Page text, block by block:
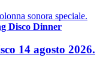
sonora speciale.
Disco Dinner
14 agosto 2026.